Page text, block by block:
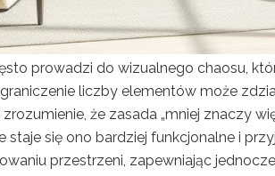
prowadzi do wizualnego chaosu,
liczby elementów może
że zasada „mniej znaczy
staje się ono bardziej funkcjonalne i
przestrzeni, zapewniając